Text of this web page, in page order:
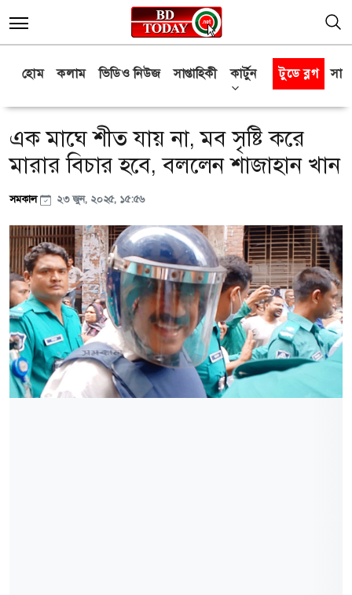
হোম কলাম ভিডিও নিউজ সাপ্তাহিকী কার্টুন টুডে ব্লগ
এক মাঘে শীত যায় না, মব সৃষ্টি করে
মারার বিচার হবে, বললেন শাজাহান খান
সমকাল ২৩ জুন, ২০২৫, ১৫:৫৬